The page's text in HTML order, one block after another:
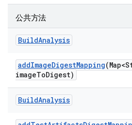
公共方法
BuildAnalysis
addImageDigestMapping
imageToDigest)
BuildAnalysis